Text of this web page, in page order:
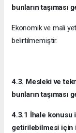
bunların taşıması
Ekonomik ve mali
belirtilmemiştir.
4.3. Mesleki ve
bunların taşıması
4.3.1 İhale konusu
getirilebilmesi için